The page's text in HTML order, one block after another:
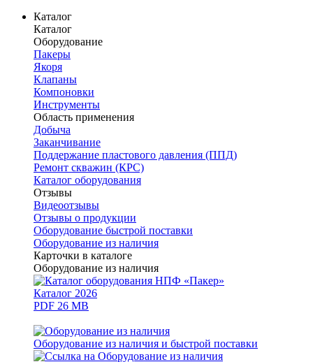
Каталог
Каталог
Оборудование
Пакеры
Якоря
Клапаны
Компоновки
Инструменты
Область применения
Добыча
Заканчивание
Поддержание пластового давления (ППД)
Ремонт скважин (КРС)
Каталог оборудования
Отзывы
Видеоотзывы
Отзывы о продукции
Оборудование быстрой поставки
Оборудование из наличия
Карточки в каталоге
Оборудование из наличия
Каталог 2026
PDF 26 MB
Оборудование из наличия и быстрой поставки